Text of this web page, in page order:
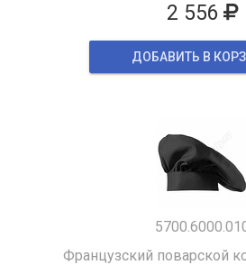
2 556
ДОБАВИТЬ В
Французский поварской